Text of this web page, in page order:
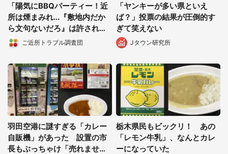
「陽気にBBQパーティー！近
所は煙まみれ...『敷地内だか
ら文句ないだろ』は許される
か」（大阪府・20代女性）
ご近所トラブル調査団
「ヤンキーが多い県といえ
ば？」投票の結果が圧倒的す
ぎて笑えない
Jタウン研究所
羽田空港に謎すぎる「カレー
自販機」があった 設置の市
長もぶっちゃけ「売れませ
栃木県民もビックリ！ あの
「レモン牛乳」、なんとカレ
ーになっていた